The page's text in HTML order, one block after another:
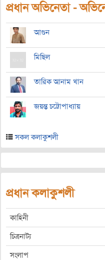
প্রধান অভিনেতা -
আগুন
মিছিল
তারিক আনাম খান
জয়ন্ত চট্টোপাধ্যায়
সকল কলাকুশলী
প্রধান কলাকুশলী
কাহিনী
চিত্রনাট্য
সংলাপ